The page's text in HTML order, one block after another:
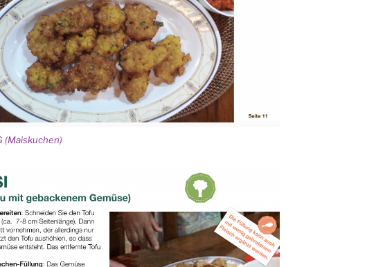
(Maiskuchen)